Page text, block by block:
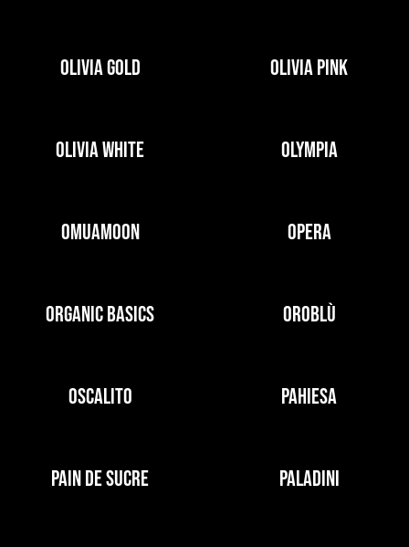
OLIVIA GOLD OLIVIA PINK
OLIVIA WHITE OLYMPIA
OMUAMOON OPERA
ORGANIC BASICS OROBLÙ
OSCALITO PAHIESA
PAIN DE SUCRE PALADINI